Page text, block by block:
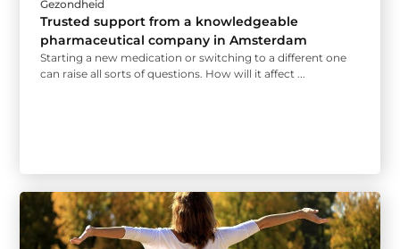
Gezondheid
Trusted support from a knowledgeable
pharmaceutical company in Amsterdam
Starting a new medication or switching to a different one
can raise all sorts of questions. How will it affect ...